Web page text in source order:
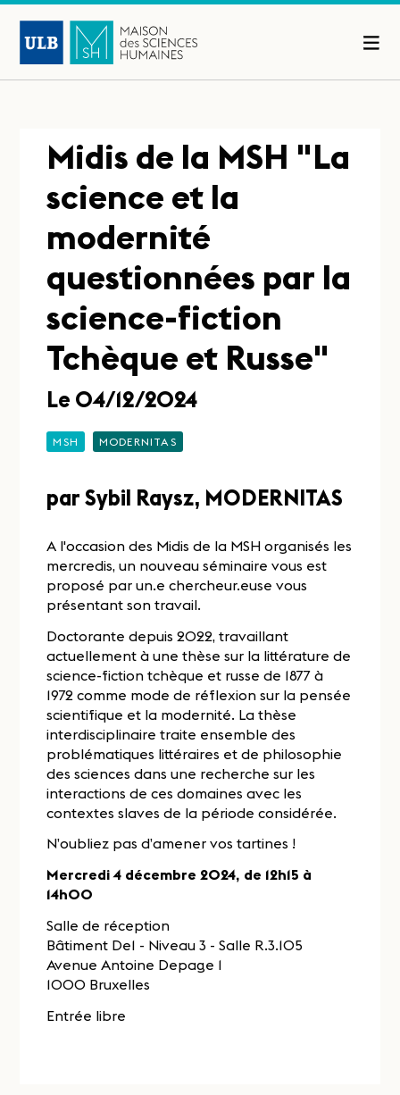
Midis de la MSH "La
science et la
modernité
questionnées par la
science-fiction
Tchèque et Russe"
Le 04/12/2024
MSH MODERNITAS
par Sybil Raysz, MODERNITAS
A l'occasion des Midis de la MSH organisés les
mercredis, un nouveau séminaire vous est
proposé par un.e chercheur.euse vous
présentant son travail.
Doctorante depuis 2022, travaillant
actuellement à une thèse sur la littérature de
science-fiction tchèque et russe de 1877 à
1972 comme mode de réflexion sur la pensée
scientifique et la modernité. La thèse
interdisciplinaire traite ensemble des
problématiques littéraires et de philosophie
des sciences dans une recherche sur les
interactions de ces domaines avec les
contextes slaves de la période considérée.
N’oubliez pas d’amener vos tartines !
Mercredi 4 décembre 2024, de 12h15 à
14h00
Salle de réception
Bâtiment De1 - Niveau 3 - Salle R.3.105
Avenue Antoine Depage 1
1000 Bruxelles
Entrée libre